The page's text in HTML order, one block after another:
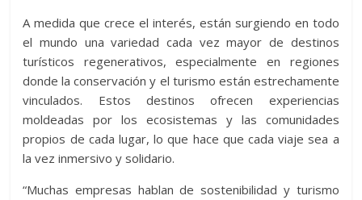
A medida que crece el interés, están surgiendo en todo
el mundo una variedad cada vez mayor de destinos
turísticos regenerativos, especialmente en regiones
donde la conservación y el turismo están estrechamente
vinculados. Estos destinos ofrecen experiencias
moldeadas por los ecosistemas y las comunidades
propios de cada lugar, lo que hace que cada viaje sea a
la vez inmersivo y solidario.
“Muchas empresas hablan de sostenibilidad y turismo